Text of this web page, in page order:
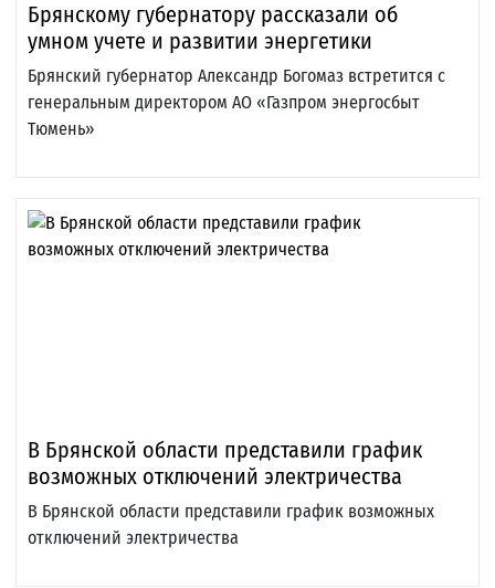
Брянскому губернатору рассказали об
умном учете и развитии энергетики
Брянский губернатор Александр Богомаз встретится с
генеральным директором АО «Газпром энергосбыт
Тюмень»
В Брянской области представили график
возможных отключений электричества
В Брянской области представили график возможных
отключений электричества